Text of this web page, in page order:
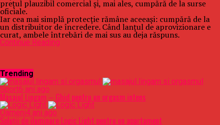
prețul plauzibil comercial și, mai ales, cumpără de la surse
oficiale.
Iar cea mai simplă protecție rămâne aceeași: cumpără de la
un distribuitor de încredere. Când lanțul de aprovizionare e
curat, ambele întrebări de mai sus au deja răspuns.
Continue Reading
Trending
Sport6 ani ago
Masajul Lingam – Ghid pentru un orgasm intens
Oameni4 ani ago
Soluții de iluminare Logic Light pentru un apartament